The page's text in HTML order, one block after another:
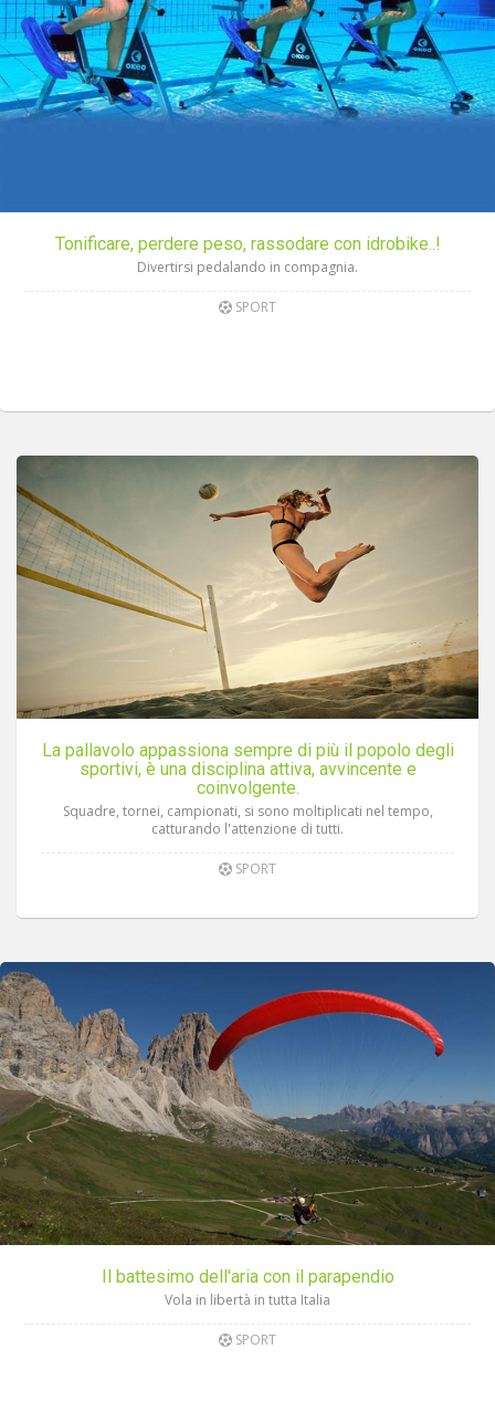
Tonificare, perdere peso, rassodare con idrobike..!
Divertirsi pedalando in compagnia.
SPORT
La pallavolo appassiona sempre di più il popolo degli
sportivi, è una disciplina attiva, avvincente e
coinvolgente.
Squadre, tornei, campionati, si sono moltiplicati nel tempo,
catturando l'attenzione di tutti.
SPORT
Il battesimo dell'aria con il parapendio
Vola in libertà in tutta Italia
SPORT